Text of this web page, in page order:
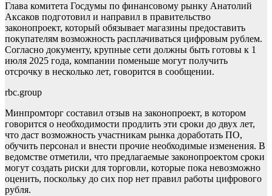
Глава комитета Госдумы по финансовому рынку Анатолий
Аксаков подготовил и направил в правительство
законопроект, который обязывает магазины предоставить
покупателям возможность расплачиваться цифровым рублем.
Согласно документу, крупные сети должны быть готовы к 1
июля 2025 года, компании поменьше могут получить
отсрочку в несколько лет, говорится в сообщении.
rbc.group
Минпромторг составил отзыв на законопроект, в котором
говорится о необходимости продлить эти сроки до двух лет,
что даст возможность участникам рынка доработать ПО,
обучить персонал и внести прочие необходимые изменения. В
ведомстве отметили, что предлагаемые законопроектом сроки
могут создать риски для торговли, которые пока невозможно
оценить, поскольку до сих пор нет правил работы цифрового
рубля.